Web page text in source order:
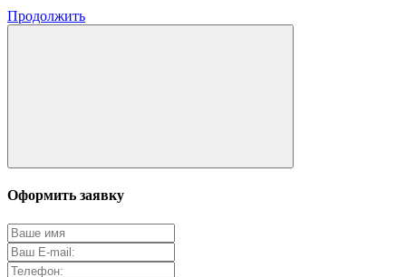
Продолжить
Оформить заявку